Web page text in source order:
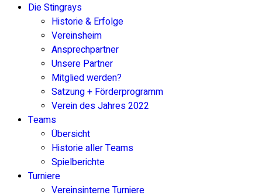
Die Stingrays
Historie & Erfolge
Vereinsheim
Ansprechpartner
Unsere Partner
Mitglied werden?
Satzung + Förderprogramm
Verein des Jahres 2022
Teams
Übersicht
Historie aller Teams
Spielberichte
Turniere
Vereinsinterne Turniere